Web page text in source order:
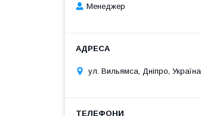
Менеджер
ул. Вильямса, Дніпро, Україна